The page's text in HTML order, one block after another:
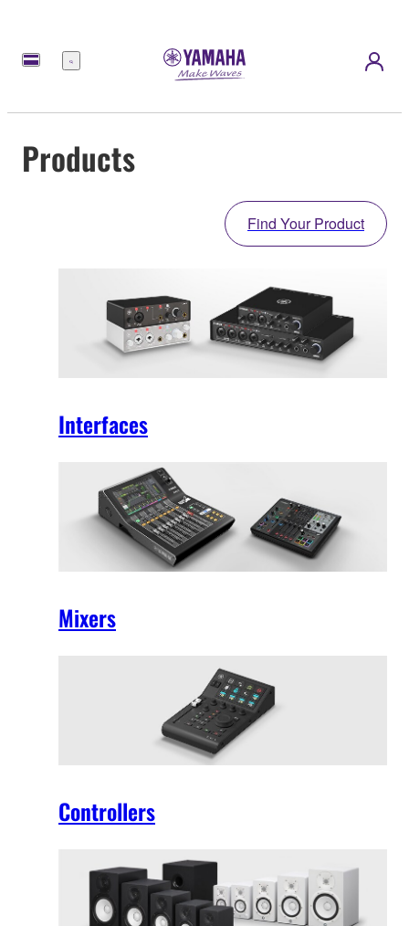
Menu
Products
Find Your Product
Interfaces
Mixers
Controllers